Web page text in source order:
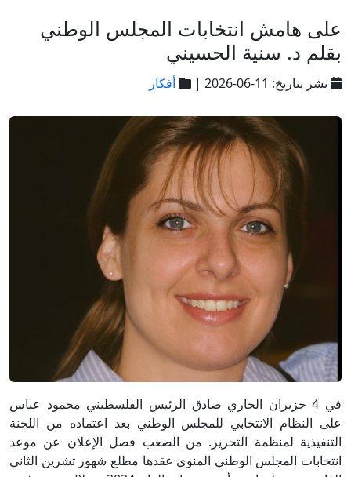
على هامش انتخابات المجلس الوطني
بقلم د. سنية الحسيني
نشر بتاريخ: 11-06-2026 | أفكار
في 4 حزيران الجاري صادق الرئيس الفلسطيني محمود عباس
على النظام الانتخابي للمجلس الوطني بعد اعتماده من اللجنة
التنفيذية لمنظمة التحرير. من الصعب فصل الإعلان عن موعد
انتخابات المجلس الوطني المنوي عقدها مطلع شهور تشرين الثاني